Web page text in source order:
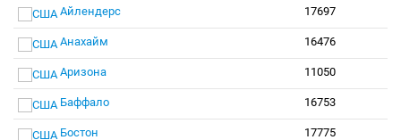
Айлендерс 17697
Анахайм 16476
Аризона 11050
Баффало 16753
Бостон 17775